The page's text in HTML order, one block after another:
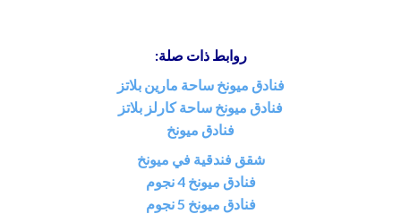
روابط ذات صلة:
فنادق ميونخ ساحة مارين بلاتز
فنادق ميونخ ساحة كارلز بلاتز
فنادق ميونخ
شقق فندقية في ميونخ
فنادق ميونخ 4 نجوم
فنادق ميونخ 5 نجوم